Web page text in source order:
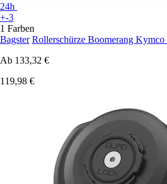
24h
+-3
1 Farben
Bagster Rollerschürze Boomerang
Ab 133,32 €
119,98 €